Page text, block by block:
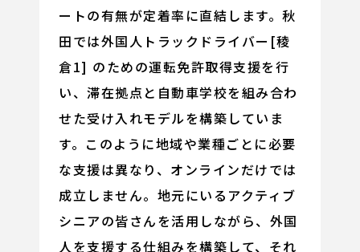
ートの有無が定着率に直結します。秋
田では外国人トラックドライバー[稜
倉1] のための運転免許取得支援を行
い、滞在拠点と自動車学校を組み合わ
せた受け入れモデルを構築していま
す。このように地域や業種ごとに必要
な支援は異なり、オンラインだけでは
成立しません。地元にいるアクティブ
シニアの皆さんを活用しながら、外国
人を支援する仕組みを構築して、それ